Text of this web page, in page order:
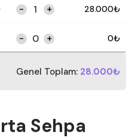
- + 28.000₺
- + 0₺
Genel Toplam: 28.000₺
Sehpa